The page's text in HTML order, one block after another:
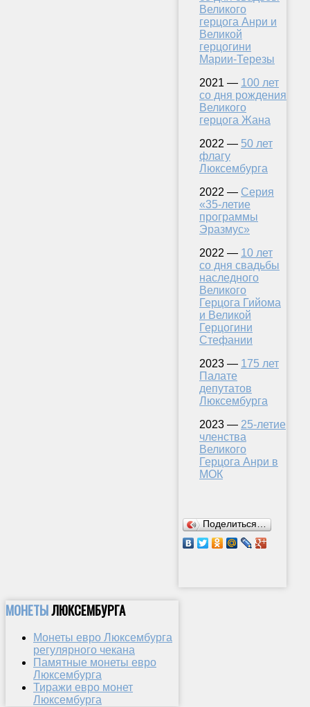
Великого
герцога Анри и
Великой
герцогини
Марии-Терезы
2021 — 100 лет
со дня рождения
Великого
герцога Жана
2022 — 50 лет
флагу
Люксембурга
2022 — Серия
«35-летие
программы
Эразмус»
2022 — 10 лет
со дня свадьбы
наследного
Великого
Герцога Гийома
и Великой
Герцогини
Стефании
2023 — 175 лет
Палате
депутатов
Люксембурга
2023 — 25-летие
членства
Великого
Герцога Анри в
МОК
Поделиться…
МОНЕТЫЛЮКСЕМБУРГА
Монеты евро Люксембурга
регулярного чекана
Памятные монеты евро
Люксембурга
Тиражи евро монет
Люксембурга